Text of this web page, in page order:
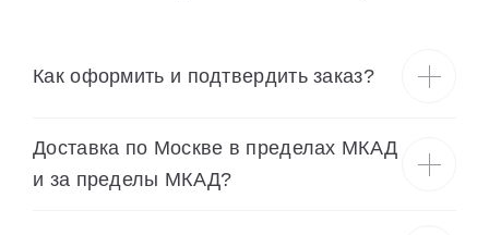
Как оформить и подтвердить заказ?
Доставка по Москве в пределах МКАД
и за пределы МКАД?